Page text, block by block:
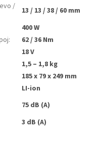
/
13 / 13 / 38 / 60 mm
400 W
:
62 / 36 Nm
18 V
1,5 – 1,8 kg
185 x 79 x 249 mm
LI-ion
75 dB (A)
3 dB (A)